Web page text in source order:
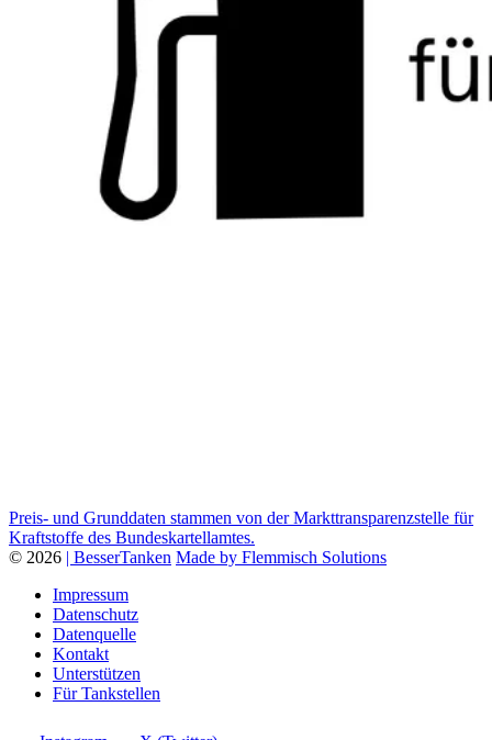
Preis- und Grunddaten stammen von der Markttransparenzstelle für
Kraftstoffe des Bundeskartellamtes.
© 2026 | BesserTanken Made by Flemmisch Solutions
Impressum
Datenschutz
Datenquelle
Kontakt
Unterstützen
Für Tankstellen